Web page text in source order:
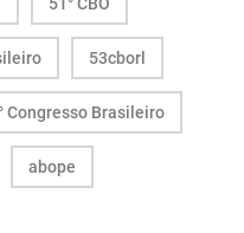
53cborl
Congresso Brasileiro
abope